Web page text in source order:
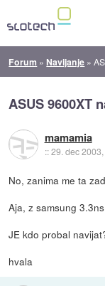
Forum » Navijanje »
ASUS 9600XT
mamamia
::29. dec
No, zanima me ta
Aja, z samsung
JE kdo probal
hvala